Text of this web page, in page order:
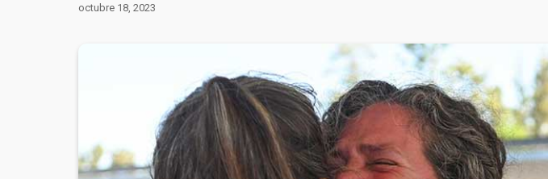
octubre 18, 2023